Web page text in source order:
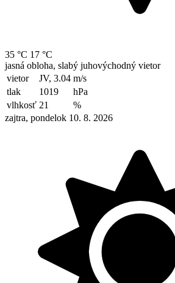
35 °C 17 °C
jasná obloha, slabý juhovýchodný vietor
vietor
JV, 3.04 m/s
tlak
1019
hPa
vlhkosť 21
%
zajtra, pondelok 10. 8. 2026